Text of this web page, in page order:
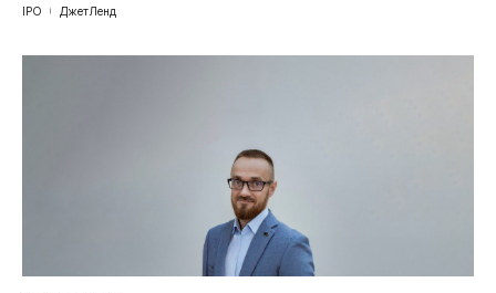
IPO ДжетЛенд